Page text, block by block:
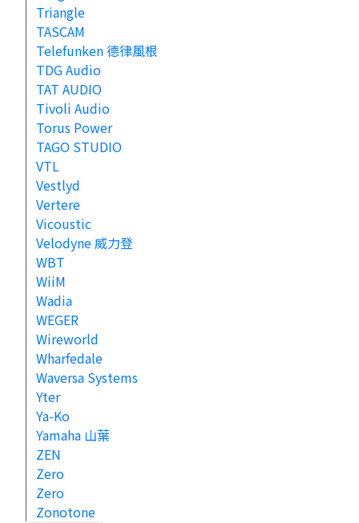
Triangle
TASCAM
Telefunken 德律風根
TDG Audio
TAT AUDIO
Tivoli Audio
Torus Power
TAGO STUDIO
VTL
Vestlyd
Vertere
Vicoustic
Velodyne 威力登
WBT
WiiM
Wadia
WEGER
Wireworld
Wharfedale
Waversa Systems
Yter
Ya-Ko
Yamaha 山葉
ZEN
Zero
Zero
Zonotone